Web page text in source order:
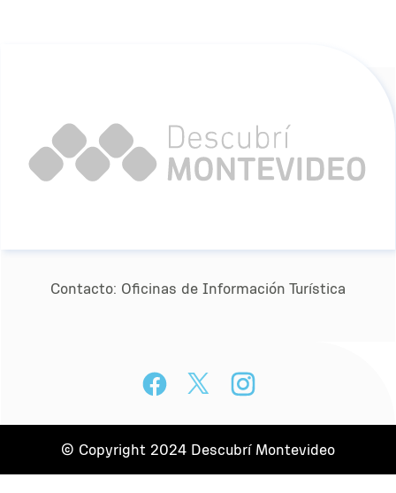
Contacto: Oﬁcinas de Información Turística
© Copyright 2024 Descubrí Montevideo